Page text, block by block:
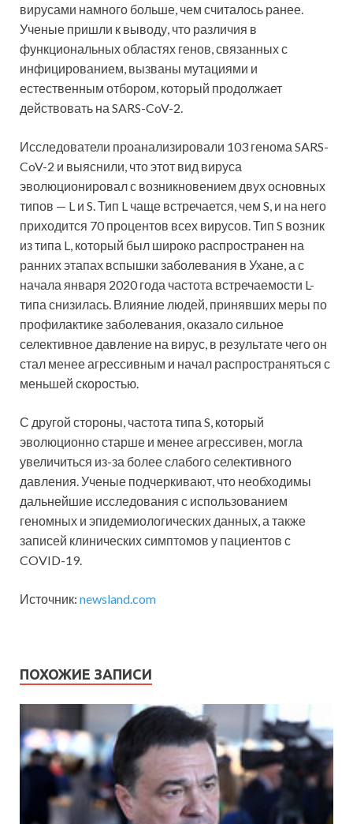
вирусами намного больше, чем считалось ранее.
Ученые пришли к выводу, что различия в
функциональных областях генов, связанных с
инфицированием, вызваны мутациями и
естественным отбором, который продолжает
действовать на SARS-CoV-2.
Исследователи проанализировали 103 генома SARS-
CoV-2 и выяснили, что этот вид вируса
эволюционировал с возникновением двух основных
типов — L и S. Тип L чаще встречается, чем S, и на него
приходится 70 процентов всех вирусов. Тип S возник
из типа L, который был широко распространен на
ранних этапах вспышки заболевания в Ухане, а с
начала января 2020 года частота встречаемости L-
типа снизилась. Влияние людей, принявших меры по
профилактике заболевания, оказало сильное
селективное давление на вирус, в результате чего он
стал менее агрессивным и начал распространяться с
меньшей скоростью.
С другой стороны, частота типа S, который
эволюционно старше и менее агрессивен, могла
увеличиться из-за более слабого селективного
давления. Ученые подчеркивают, что необходимы
дальнейшие исследования с использованием
геномных и эпидемиологических данных, а также
записей клинических симптомов у пациентов с
COVID-19.
Источник: newsland.com
ПОХОЖИЕ ЗАПИСИ